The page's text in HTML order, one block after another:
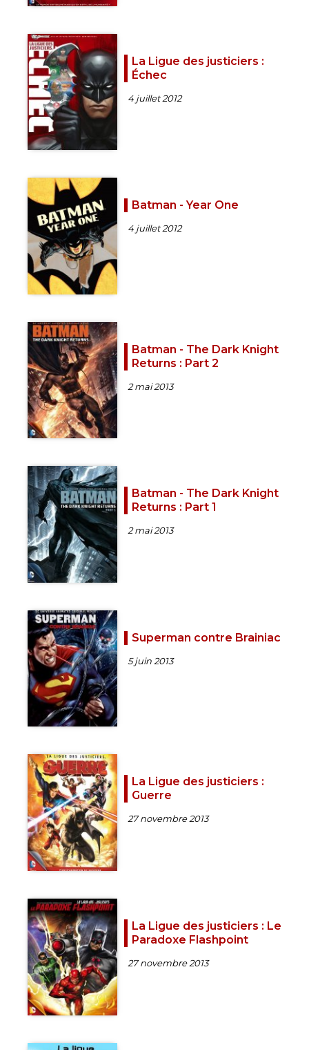
La Ligue des justiciers :
Échec
4 juillet 2012
Batman - Year One
4 juillet 2012
Batman - The Dark Knight
Returns : Part 2
2 mai 2013
Batman - The Dark Knight
Returns : Part 1
2 mai 2013
Superman contre Brainiac
5 juin 2013
La Ligue des justiciers :
Guerre
27 novembre 2013
La Ligue des justiciers : Le
Paradoxe Flashpoint
27 novembre 2013